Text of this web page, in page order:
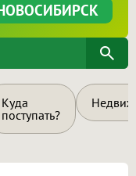
Куда
поступать?